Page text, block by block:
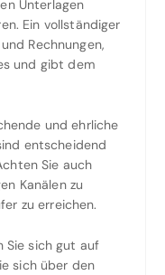
Unterlagen
Ein vollständiger
Rechnungen,
und gibt dem
und ehrliche
entscheidend
Sie auch
Kanälen zu
zu erreichen.
Sie sich gut auf
sich über den